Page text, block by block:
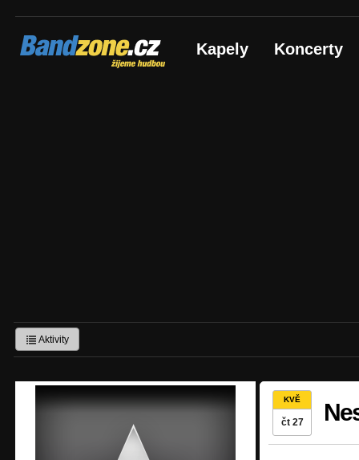
Bandzone.cz
žijeme hudbou Kapely Koncerty
Aktivity
KVĚ
čt 27